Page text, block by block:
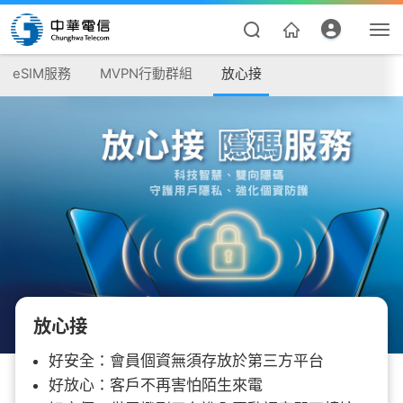
資費合約
帳單繳費
eSIM服務 MVPN行動群組 放心接
放心接
好安全：會員個資無須存放於第三方平台
好放心：客戶不再害怕陌生來電